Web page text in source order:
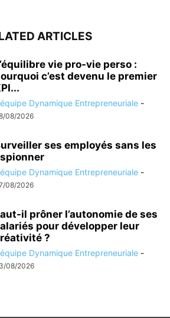
ARTICLES
vie pro-vie perso :
c’est devenu le premier
Dynamique Entrepreneuriale -
08/2026
ses employés sans les
Dynamique Entrepreneuriale -
08/2026
il prôner l’autonomie de ses
pour développer leur
?
Dynamique Entrepreneuriale -
08/2026